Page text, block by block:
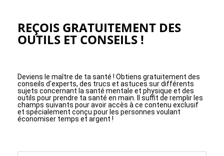
REÇOIS GRATUITEMENT DES
OUTILS ET CONSEILS !
Deviens le maître de ta santé ! Obtiens gratuitement des
conseils d'experts, des trucs et astuces sur différents
sujets concernant la santé mentale et physique et des
outils pour prendre ta santé en main. Il suffit de remplir les
champs suivants pour avoir accès à ce contenu exclusif
et spécialement conçu pour les personnes voulant
économiser temps et argent !